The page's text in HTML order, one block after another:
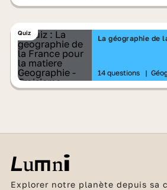
Quiz
La géographie de
14 questions |
Explorer notre planète depuis sa